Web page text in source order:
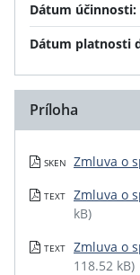
Dátum účinnosti:
Dátum platnosti
Príloha
SKEN Zmluva o
TEXT Zmluva o
kB)
TEXT Zmluva o
118.52 kB)